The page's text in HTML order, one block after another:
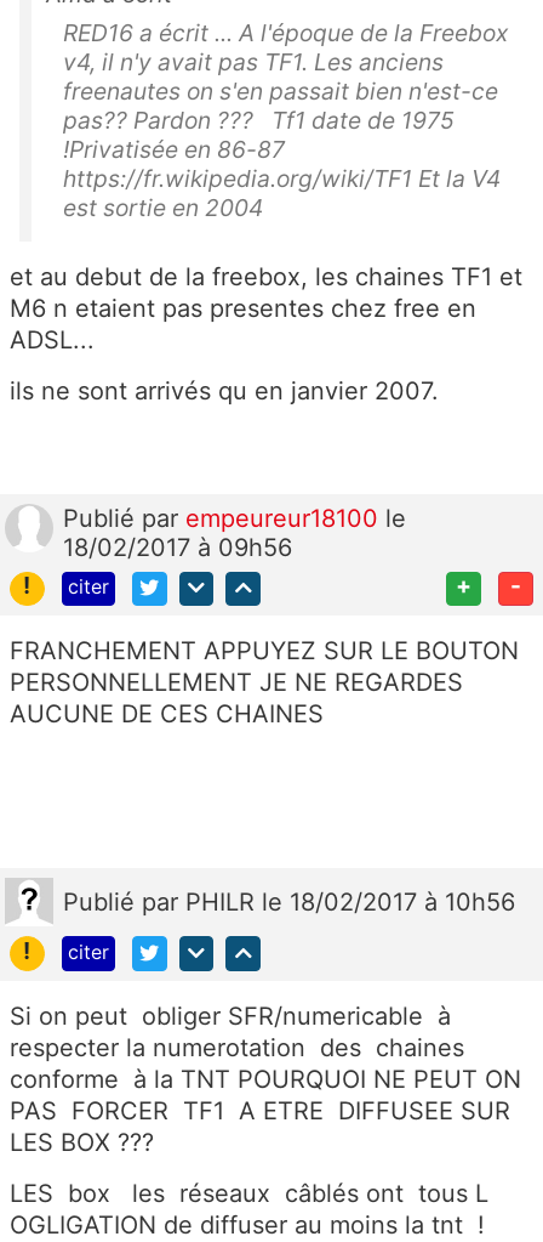
RED16 a écrit ... A l'époque de la Freebox
v4, il n'y avait pas TF1. Les anciens
freenautes on s'en passait bien n'est-ce
pas?? Pardon ??? Tf1 date de 1975
!Privatisée en 86-87
https://fr.wikipedia.org/wiki/TF1 Et la V4
est sortie en 2004
et au debut de la freebox, les chaines TF1 et
M6 n etaient pas presentes chez free en
ADSL...
ils ne sont arrivés qu en janvier 2007.
Publié par empeureur18100 le
18/02/2017 à 09h56
!
citer + -
FRANCHEMENT APPUYEZ SUR LE BOUTON
PERSONNELLEMENT JE NE REGARDES
AUCUNE DE CES CHAINES
Publié par PHILR le 18/02/2017 à 10h56
!
citer
Si on peut obliger SFR/numericable à
respecter la numerotation des chaines
conforme à la TNT POURQUOI NE PEUT ON
PAS FORCER TF1 A ETRE DIFFUSEE SUR
LES BOX ???
LES box les réseaux câblés ont tous L
OGLIGATION de diffuser au moins la tnt !